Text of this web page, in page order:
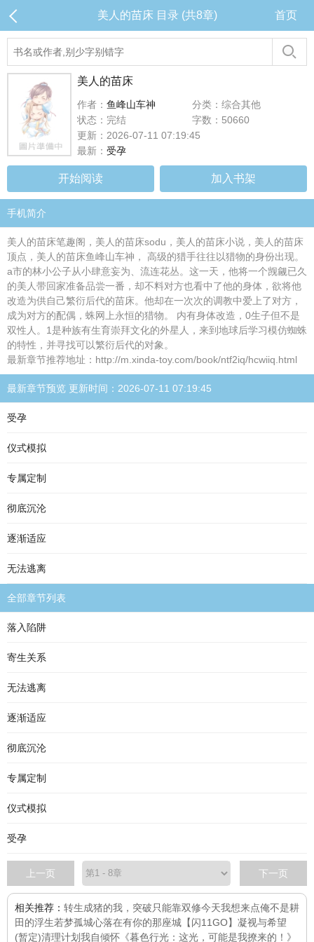
美人的苗床 目录 (共8章) 首页
美人的苗床
作者： 鱼峰山车神
分类：综合其他
状态：完结
字数：50660
更新：2026-07-11 07:19:45
最新： 受孕
开始阅读 加入书架
手机简介
美人的苗床笔趣阁，美人的苗床sodu，美人的苗床小说，美人的苗床
顶点，美人的苗床鱼峰山车神， 高级的猎手往往以猎物的身份出现。
a市的林小公子从小肆意妄为、流连花丛。这一天，他将一个觊觎已久
的美人带回家准备品尝一番，却不料对方也看中了他的身体，欲将他
改造为供自己繁衍后代的苗床。他却在一次次的调教中爱上了对方，
成为对方的配偶，蛛网上永恒的猎物。 内有身体改造，0生子但不是
双性人。1是种族有生育崇拜文化的外星人，来到地球后学习模仿蜘蛛
的特性，并寻找可以繁衍后代的对象。
最新章节推荐地址：http://m.xinda-toy.com/book/ntf2iq/hcwiiq.html
最新章节预览 更新时间：2026-07-11 07:19:45
受孕
仪式模拟
专属定制
彻底沉沦
逐渐适应
无法逃离
全部章节列表
落入陷阱
寄生关系
无法逃离
逐渐适应
彻底沉沦
专属定制
仪式模拟
受孕
上一页 下一页
相关推荐： 转生成猪的我，突破只能靠双修今天我想来点俺不是耕
田的浮生若梦孤城心落在有你的那座城 【闪11GO】凝视与希望
(暂定)清理计划我自倾怀 《暮色行光：这光，可能是我撩来的！》